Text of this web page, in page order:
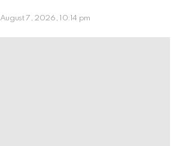
August 7, 2026, 10:14 pm